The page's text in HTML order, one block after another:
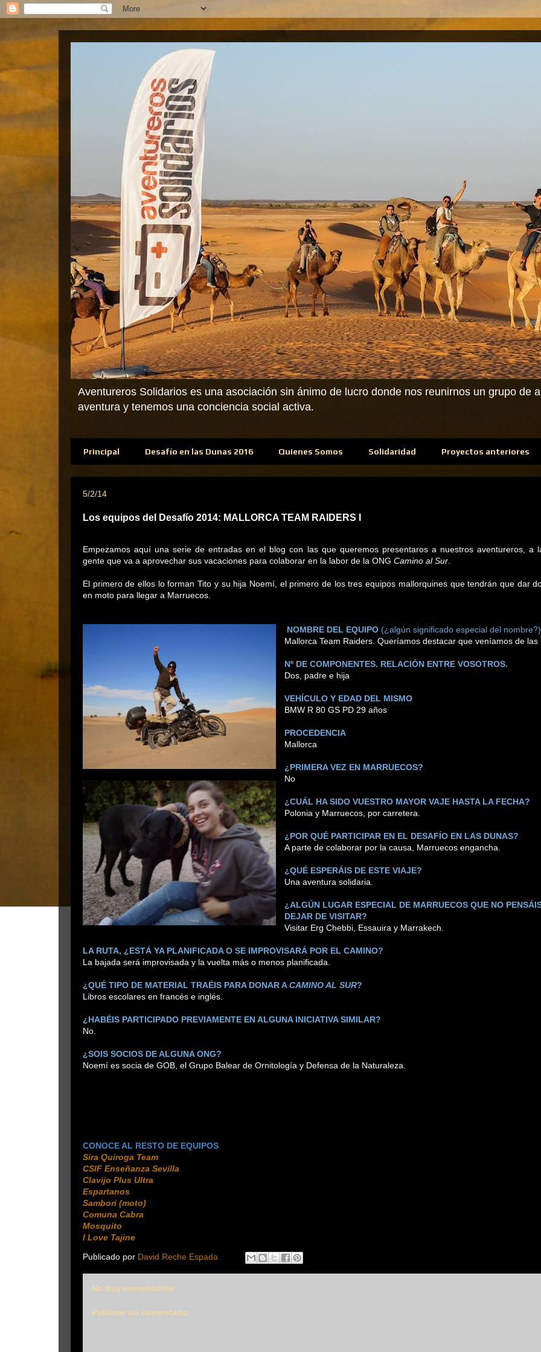
Aventureros Solidarios es una asociación sin ánimo de lucro donde nos reunirnos un grupo de
aventura y tenemos una conciencia social activa.
Principal Desafío en las Dunas 2016 Quienes Somos Solidaridad Proyectos anteriores
5/2/14
Los equipos del Desafío 2014: MALLORCA TEAM RAIDERS I
Empezamos aquí una serie de entradas en el blog con las que queremos presentaros a nuestros aventureros, a
gente que va a aprovechar sus vacaciones para colaborar en la labor de la ONG Camino al Sur
El primero de ellos lo forman Tito y su hija Noemí, el primero de los tres equipos mallorquines que tendrán que dar
en moto para llegar a Marruecos.
NOMBRE DEL EQUIPO (¿algún significado especial del nombre?)
Mallorca Team Raiders. Queríamos destacar que veníamos de las
Nº DE COMPONENTES. RELACIÓN ENTRE VOSOTROS.
Dos, padre e hija
VEHÍCULO Y EDAD DEL MISMO
BMW R 80 GS PD 29 años
PROCEDENCIA
Mallorca
¿PRIMERA VEZ EN MARRUECOS?
No
¿CUÁL HA SIDO VUESTRO MAYOR VAJE HASTA LA FECHA?
Polonia y Marruecos, por carretera.
¿POR QUÉ PARTICIPAR EN EL DESAFÍO EN LAS DUNAS?
A parte de colaborar por la causa, Marruecos engancha.
¿QUÉ ESPERÁIS DE ESTE VIAJE?
Una aventura solidaria.
¿ALGÚN LUGAR ESPECIAL DE MARRUECOS QUE NO
DEJAR DE VISITAR?
Visitar Erg Chebbi, Essauira y Marrakech.
LA RUTA, ¿ESTÁ YA PLANIFICADA O SE IMPROVISARÁ POR EL CAMINO?
La bajada será improvisada y la vuelta más o menos planificada.
¿QUÉ TIPO DE MATERIAL TRAÉIS PARA DONAR ACAMINO AL SUR?
Libros escolares en francés e inglés.
¿HABÉIS PARTICIPADO PREVIAMENTE EN ALGUNA INICIATIVA SIMILAR?
No.
¿SOIS SOCIOS DE ALGUNA ONG?
Noemí es socia de GOB, el Grupo Balear de Ornitología y Defensa de la Naturaleza.
CONOCE AL RESTO DE EQUIPOS
Sira Quiroga Team
CSIF Enseñanza Sevilla
Clavijo Plus Ultra
Espartanos
Sambori (moto)
Comuna Cabra
Mosquito
I Love Tajine
Publicado por David Reche Espada
No hay comentarios:
Publicar un comentario